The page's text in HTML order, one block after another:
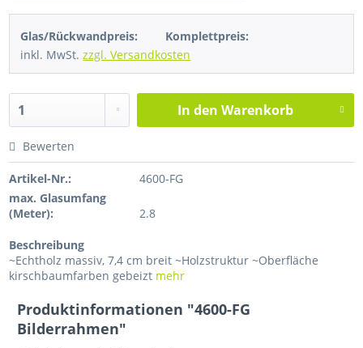
Glas/Rückwandpreis:
Komplettpreis:
inkl. MwSt.zzgl. Versandkosten
In den Warenkorb
Bewerten
Artikel-Nr.:
4600-FG
max. Glasumfang
(Meter):
2.8
Beschreibung
~Echtholz massiv, 7,4 cm breit ~Holzstruktur ~Oberfläche
kirschbaumfarben gebeizt mehr
Produktinformationen "4600-FG
Bilderrahmen"